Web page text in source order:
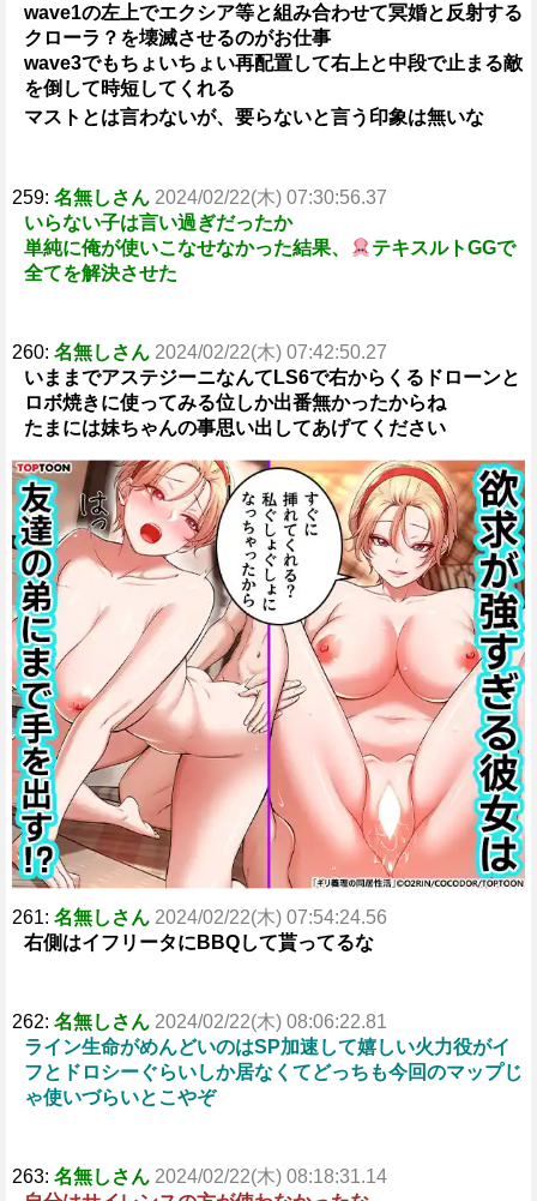
wave1の左上でエクシア等と組み合わせて冥婚と反射する
クローラ？を壊滅させるのがお仕事
wave3でもちょいちょい再配置して右上と中段で止まる敵
を倒して時短してくれる
マストとは言わないが、要らないと言う印象は無いな
259: 名無しさん 2024/02/22(木) 07:30:56.37
いらない子は言い過ぎだったか
単純に俺が使いこなせなかった結果、
テキスルトGGで
全てを解決させた
260: 名無しさん 2024/02/22(木) 07:42:50.27
いままでアステジーニなんてLS6で右からくるドローンと
ロボ焼きに使ってみる位しか出番無かったからね
たまには妹ちゃんの事思い出してあげてください
261: 名無しさん 2024/02/22(木) 07:54:24.56
右側はイフリータにBBQして貰ってるな
262: 名無しさん 2024/02/22(木) 08:06:22.81
ライン生命がめんどいのはSP加速して嬉しい火力役がイ
フとドロシーぐらいしか居なくてどっちも今回のマップじ
ゃ使いづらいとこやぞ
263: 名無しさん 2024/02/22(木) 08:18:31.14